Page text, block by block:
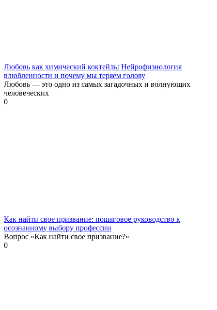
Любовь как химический коктейль: Нейрофизиология
влюбленности и почему мы теряем голову
Любовь — это одно из самых загадочных и волнующих
человеческих
0
Как найти свое призвание: пошаговое руководство к
осознанному выбору профессии
Вопрос «Как найти свое призвание?»
0